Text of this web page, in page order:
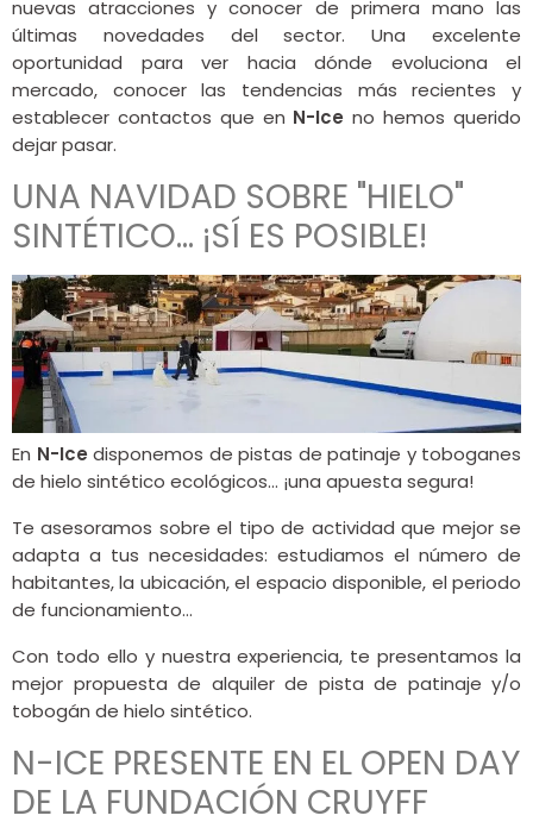
nuevas atracciones y conocer de primera mano las
últimas novedades del sector. Una excelente
oportunidad para ver hacia dónde evoluciona el
mercado, conocer las tendencias más recientes y
establecer contactos que en N-Ice no hemos querido
dejar pasar.
UNA NAVIDAD SOBRE "HIELO"
SINTÉTICO… ¡SÍ ES POSIBLE!
En N-Ice disponemos de pistas de patinaje y toboganes
de hielo sintético ecológicos… ¡una apuesta segura!
Te asesoramos sobre el tipo de actividad que mejor se
adapta a tus necesidades: estudiamos el número de
habitantes, la ubicación, el espacio disponible, el periodo
de funcionamiento…
Con todo ello y nuestra experiencia, te presentamos la
mejor propuesta de alquiler de pista de patinaje y/o
tobogán de hielo sintético.
N-ICE PRESENTE EN EL OPEN DAY
DE LA FUNDACIÓN CRUYFF